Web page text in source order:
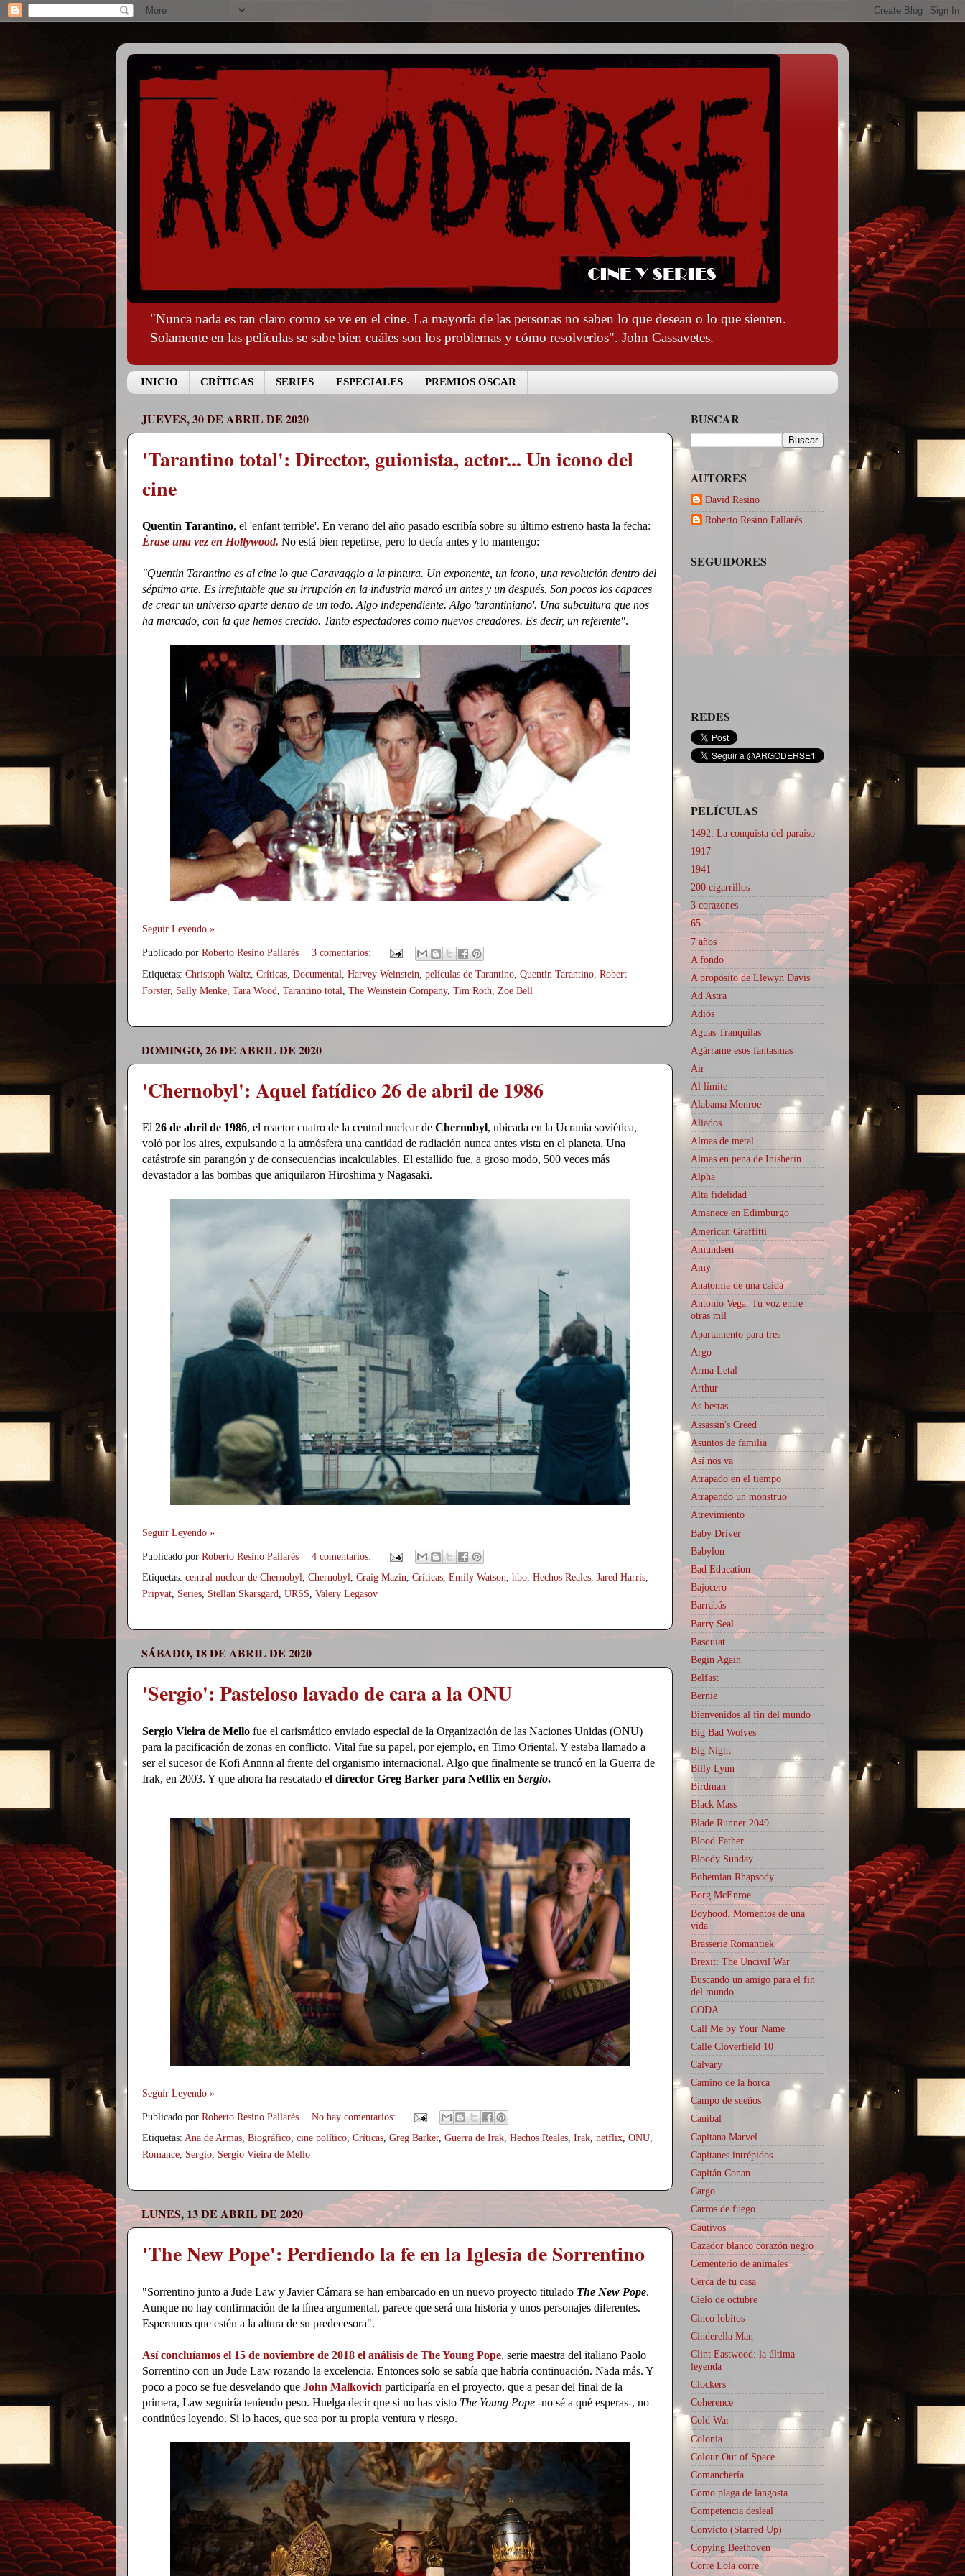
"Nunca nada es tan claro como se ve en el cine. La mayoría de las personas no saben lo que desean o lo que sienten.
Solamente en las películas se sabe bien cuáles son los problemas y cómo resolverlos". John Cassavetes.
INICIO CRÍTICAS SERIES ESPECIALES PREMIOS OSCAR
JUEVES, 30 DE ABRIL DE 2020
'Tarantino total': Director, guionista, actor... Un icono del
cine
Quentin Tarantino, el 'enfant terrible'. En verano del año pasado escribía sobre su último estreno hasta la fecha:
Érase una vez en Hollywood. No está bien repetirse, pero lo decía antes y lo mantengo:
"Quentin Tarantino es al cine lo que Caravaggio a la pintura. Un exponente, un icono, una revolución dentro del
séptimo arte. Es irrefutable que su irrupción en la industria marcó un antes y un después. Son pocos los capaces
de crear un universo aparte dentro de un todo. Algo independiente. Algo 'tarantiniano'. Una subcultura que nos
ha marcado, con la que hemos crecido. Tanto espectadores como nuevos creadores. Es decir, un referente".
Seguir Leyendo »
Publicado por Roberto Resino Pallarés
3 comentarios:
Etiquetas: Christoph Waltz Críticas Documental Harvey Weinstein películas de Tarantino Quentin Tarantino Robert
Forster, Sally Menke Tara Wood Tarantino total The Weinstein Company, Tim Roth Zoe Bell
DOMINGO, 26 DE ABRIL DE 2020
'Chernobyl': Aquel fatídico 26 de abril de 1986
El 26 de abril de 1986, el reactor cuatro de la central nuclear de Chernobyl, ubicada en la Ucrania soviética,
voló por los aires, expulsando a la atmósfera una cantidad de radiación nunca antes vista en el planeta. Una
catástrofe sin parangón y de consecuencias incalculables. El estallido fue, a groso modo, 500 veces más
devastador a las bombas que aniquilaron Hiroshima y Nagasaki.
Seguir Leyendo »
Publicado por Roberto Resino Pallarés
4 comentarios:
Etiquetas: central nuclear de Chernobyl, Chernobyl, Craig Mazin, Críticas, Emily Watson, hbo, Hechos Reales, Jared Harris,
Pripyat, Series, Stellan Skarsgard, URSS, Valery Legasov
SÁBADO, 18 DE ABRIL DE 2020
'Sergio': Pasteloso lavado de cara a la ONU
Sergio Vieira de Mello fue el carismático enviado especial de la Organización de las Naciones Unidas (ONU)
para la pacificación de zonas en conflicto. Vital fue su papel, por ejemplo, en Timo Oriental. Y estaba llamado a
ser el sucesor de Kofi Annnn al frente del organismo internacional. Algo que finalmente se truncó en la Guerra de
Irak, en 2003. Y que ahora ha rescatado el director Greg Barker para Netflix en Sergio.
Seguir Leyendo »
Publicado por Roberto Resino Pallarés
No hay comentarios:
Etiquetas: Ana de Armas, Biográfico, cine político, Críticas, Greg Barker, Guerra de Irak, Hechos Reales, Irak, netflix, ONU,
Romance, Sergio, Sergio Vieira de Mello
LUNES, 13 DE ABRIL DE 2020
'The New Pope': Perdiendo la fe en la Iglesia de Sorrentino
"Sorrentino junto a Jude Law y Javier Cámara se han embarcado en un nuevo proyecto titulado The New Pope.
Aunque no hay confirmación de la línea argumental, parece que será una historia y unos personajes diferentes.
Esperemos que estén a la altura de su predecesora".
Así concluíamos el 15 de noviembre de 2018 el análisis de The Young Pope, serie maestra del italiano Paolo
Sorrentino con un Jude Law rozando la excelencia. Entonces solo se sabía que habría continuación. Nada más. Y
poco a poco se fue desvelando que John Malkovich participaría en el proyecto, que a pesar del final de la
primera, Law seguiría teniendo peso. Huelga decir que si no has visto The Young Pope -no sé a qué esperas-, no
continúes leyendo. Si lo haces, que sea por tu propia ventura y riesgo.
BUSCAR
AUTORES
David Resino
Roberto Resino Pallarés
SEGUIDORES
REDES
PELÍCULAS
1492: La conquista del paraíso
1917
1941
200 cigarrillos
3 corazones
65
7 años
A fondo
A propósito de Llewyn Davis
Ad Astra
Adiós
Aguas Tranquilas
Agárrame esos fantasmas
Air
Al límite
Alabama Monroe
Aliados
Almas de metal
Almas en pena de Inisherin
Alpha
Alta fidelidad
Amanece en Edimburgo
American Graffitti
Amundsen
Amy
Anatomía de una caída
Antonio Vega. Tu voz entre
otras mil
Apartamento para tres
Argo
Arma Letal
Arthur
As bestas
Assassin's Creed
Asuntos de familia
Así nos va
Atrapado en el tiempo
Atrapando un monstruo
Atrevimiento
Baby Driver
Babylon
Bad Education
Bajocero
Barrabás
Barry Seal
Basquiat
Begin Again
Belfast
Bernie
Bienvenidos al fin del mundo
Big Bad Wolves
Big Night
Billy Lynn
Birdman
Black Mass
Blade Runner 2049
Blood Father
Bloody Sunday
Bohemian Rhapsody
Borg McEnroe
Boyhood. Momentos de una
vida
Brasserie Romantiek
Brexit: The Uncivil War
Buscando un amigo para el fin
del mundo
CODA
Call Me by Your Name
Calle Cloverfield 10
Calvary
Camino de la horca
Campo de sueños
Caníbal
Capitana Marvel
Capitanes intrépidos
Capitán Conan
Cargo
Carros de fuego
Cautivos
Cazador blanco corazón negro
Cementerio de animales
Cerca de tu casa
Cielo de octubre
Cinco lobitos
Cinderella Man
Clint Eastwood: la última
leyenda
Clockers
Coherence
Cold War
Colonia
Colour Out of Space
Comanchería
Como plaga de langosta
Competencia desleal
Convicto (Starred Up)
Copying Beethoven
Corre Lola corre